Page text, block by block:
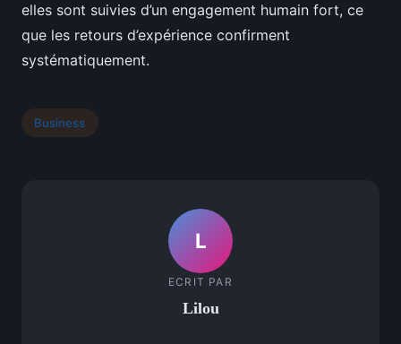
elles sont suivies d’un engagement humain fort, ce
que les retours d’expérience confirment
systématiquement.
Business
L
ECRIT PAR
Lilou